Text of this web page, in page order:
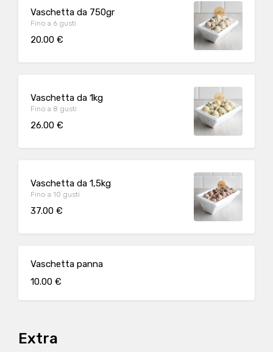
Vaschetta da 750gr
Fino a 6 gusti
20.00 €
Vaschetta da 1kg
Fino a 8 gusti
26.00 €
Vaschetta da 1,5kg
Fino a 10 gusti
37.00 €
Vaschetta panna
10.00 €
Extra